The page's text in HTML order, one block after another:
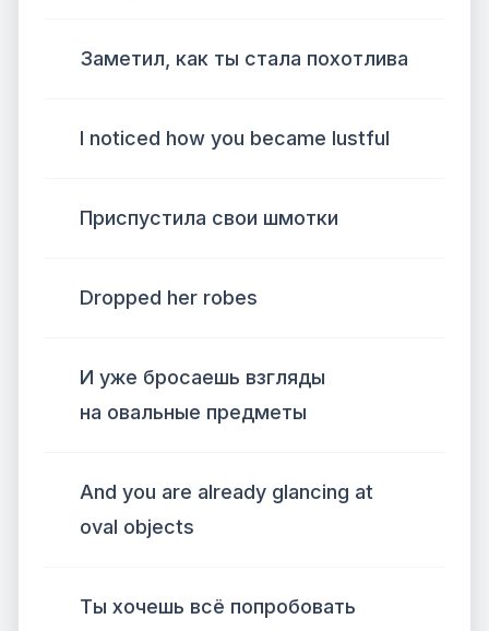
Заметил, как ты стала похотлива
I noticed how you became lustful
Приспустила свои шмотки
Dropped her robes
И уже бросаешь взгляды
на овальные предметы
And you are already glancing at
oval objects
Ты хочешь всё попробовать